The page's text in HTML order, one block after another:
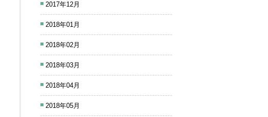
2017年12月
2018年01月
2018年02月
2018年03月
2018年04月
2018年05月